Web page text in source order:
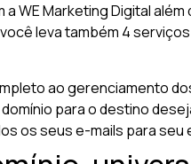
WE Marketing Digital
leva também 4
ao gerenciamento
para o destino
os seus e-mails para